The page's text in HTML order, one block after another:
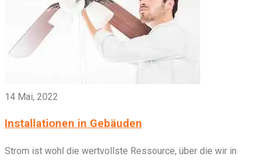
14 Mai, 2022
Installationen in Gebäuden
Strom ist wohl die wertvollste Ressource, über die wir in